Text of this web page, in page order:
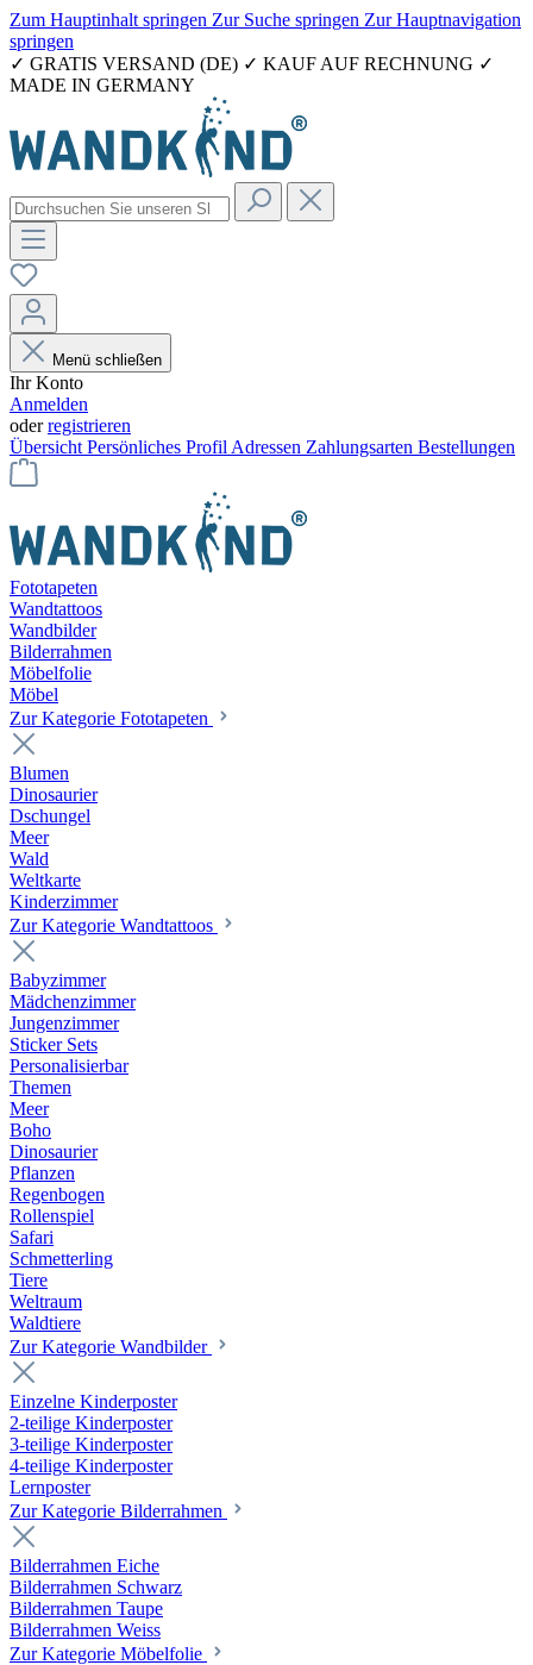
Zum Hauptinhalt springen Zur Suche springen Zur Hauptnavigation
springen
✓ GRATIS VERSAND (DE) ✓ KAUF AUF RECHNUNG ✓
MADE IN GERMANY
Menü schließen
Ihr Konto
Anmelden
oderregistrieren
Übersicht Persönliches Profil Adressen Zahlungsarten Bestellungen
Fototapeten
Wandtattoos
Wandbilder
Bilderrahmen
Möbelfolie
Möbel
Zur Kategorie Fototapeten
Blumen
Dinosaurier
Dschungel
Meer
Wald
Weltkarte
Kinderzimmer
Zur Kategorie Wandtattoos
Babyzimmer
Mädchenzimmer
Jungenzimmer
Sticker Sets
Personalisierbar
Themen
Meer
Boho
Dinosaurier
Pflanzen
Regenbogen
Rollenspiel
Safari
Schmetterling
Tiere
Weltraum
Waldtiere
Zur Kategorie Wandbilder
Einzelne Kinderposter
2-teilige Kinderposter
3-teilige Kinderposter
4-teilige Kinderposter
Lernposter
Zur Kategorie Bilderrahmen
Bilderrahmen Eiche
Bilderrahmen Schwarz
Bilderrahmen Taupe
Bilderrahmen Weiss
Zur Kategorie Möbelfolie